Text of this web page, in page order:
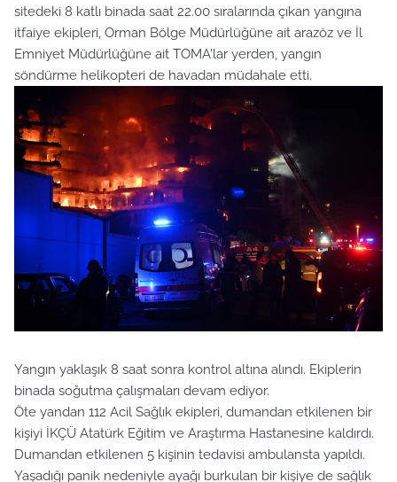
sitedeki 8 katlı binada saat 22.00 sıralarında çıkan yangına
itfaiye ekipleri, Orman Bölge Müdürlüğüne ait arazöz ve İl
Emniyet Müdürlüğüne ait TOMA'lar yerden, yangın
söndürme helikopteri de havadan müdahale etti.
Yangın yaklaşık 8 saat sonra kontrol altına alındı. Ekiplerin
binada soğutma çalışmaları devam ediyor.
Öte yandan 112 Acil Sağlık ekipleri, dumandan etkilenen bir
kişiyi İKÇÜ Atatürk Eğitim ve Araştırma Hastanesine kaldırdı.
Dumandan etkilenen 5 kişinin tedavisi ambulansta yapıldı.
Yaşadığı panik nedeniyle ayağı burkulan bir kişiye de sağlık